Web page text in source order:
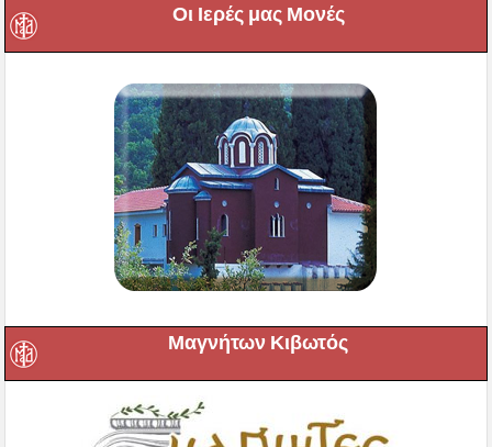
Οι Ιερές μας Μονές
Μαγνήτων Κιβωτός